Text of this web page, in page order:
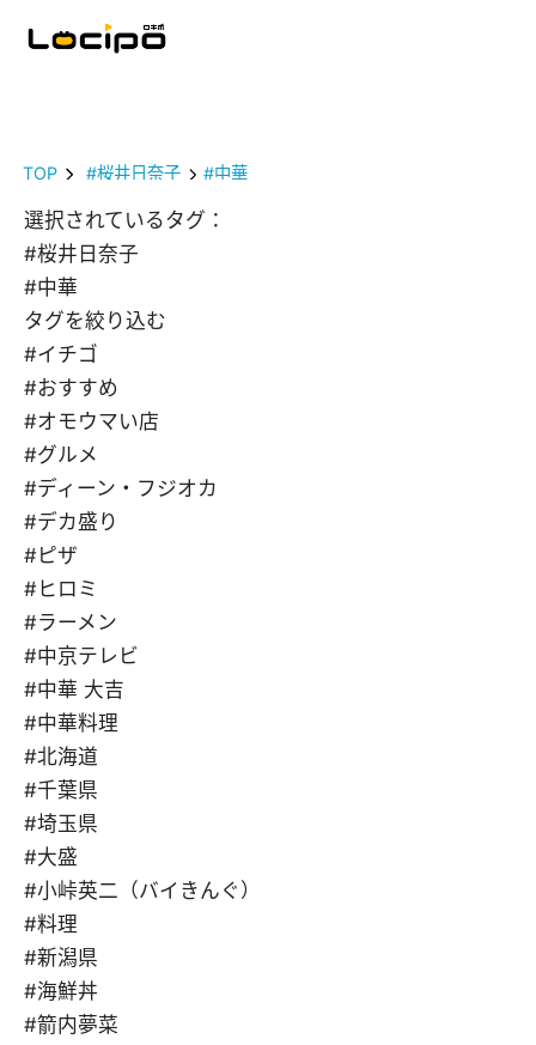
TOP #桜井日奈子 #中華
選択されているタグ：
#桜井日奈子
#中華
タグを絞り込む
#イチゴ
#おすすめ
#オモウマい店
#グルメ
#ディーン・フジオカ
#デカ盛り
#ピザ
#ヒロミ
#ラーメン
#中京テレビ
#中華 大吉
#中華料理
#北海道
#千葉県
#埼玉県
#大盛
#小峠英二（バイきんぐ）
#料理
#新潟県
#海鮮丼
#箭内夢菜